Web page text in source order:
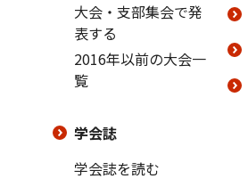
大会・支部集会で発
表する
2016年以前の大会一
覧
学会誌
学会誌を読む